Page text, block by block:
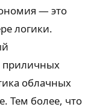
— это
логики.
приличных
облачных
Тем более, что